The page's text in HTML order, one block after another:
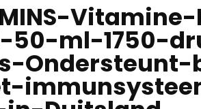
ml-1750-